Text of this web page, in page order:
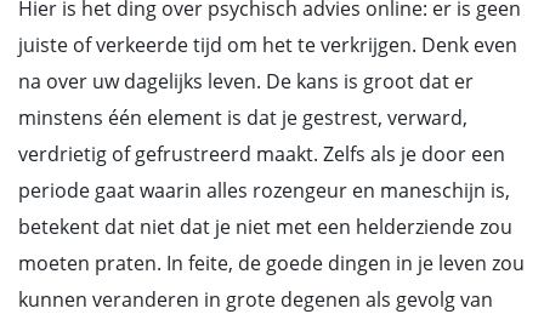
Hier is het ding over psychisch advies online: er is geen
juiste of verkeerde tijd om het te verkrijgen. Denk even
na over uw dagelijks leven. De kans is groot dat er
minstens één element is dat je gestrest, verward,
verdrietig of gefrustreerd maakt. Zelfs als je door een
periode gaat waarin alles rozengeur en maneschijn is,
betekent dat niet dat je niet met een helderziende zou
moeten praten. In feite, de goede dingen in je leven zou
kunnen veranderen in grote degenen als gevolg van